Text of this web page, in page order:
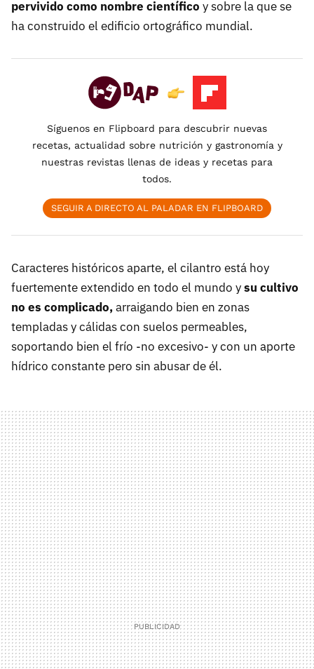
pervivido como nombre científico y sobre la que se
ha construido el edificio ortográfico mundial.
Síguenos en Flipboard para descubrir nuevas
recetas, actualidad sobre nutrición y gastronomía y
nuestras revistas llenas de ideas y recetas para
todos.
SEGUIR A DIRECTO AL PALADAR EN FLIPBOARD
Caracteres históricos aparte, el cilantro está hoy
fuertemente extendido en todo el mundo ysu cultivo
no es complicado,arraigando bien en zonas
templadas y cálidas con suelos permeables,
soportando bien el frío -no excesivo- y con un aporte
hídrico constante pero sin abusar de él.